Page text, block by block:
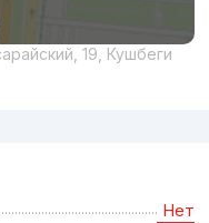
19, Кушбеги
Нет